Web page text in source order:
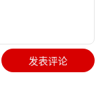
发表评论